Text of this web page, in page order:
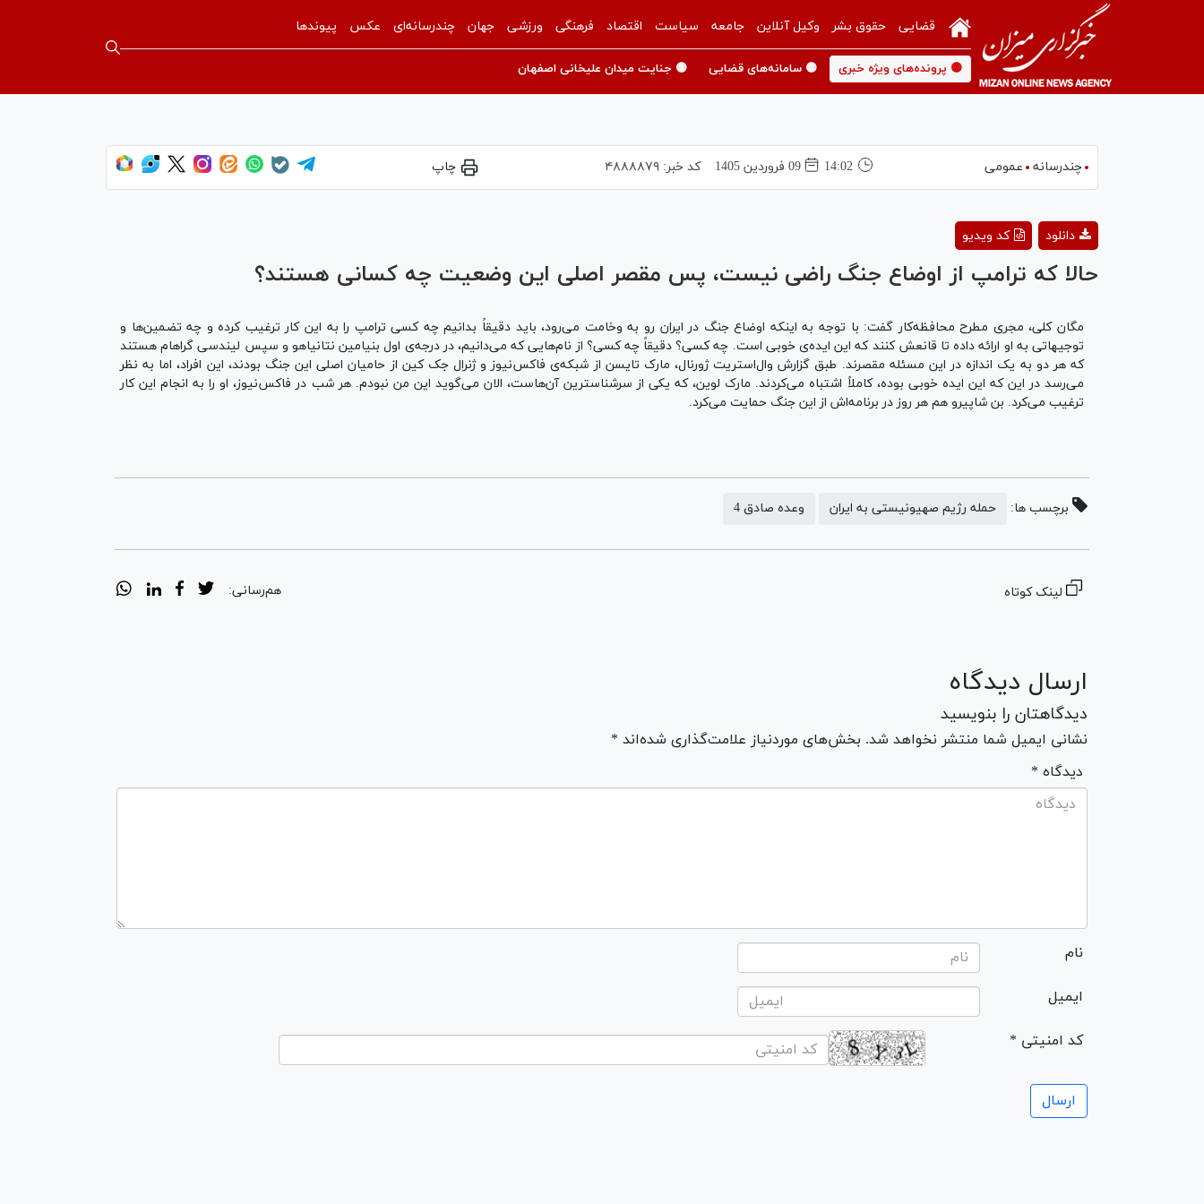
قضایی حقوق بشر وکیل آنلاین جامعه سیاست اقتصاد فرهنگی ورزشی جهان چندرسانه‌ای عکس پیوندها
🟡 پرونده‌های ویژه خبری 🟡 سامانه‌های قضایی 🟡 جنایت میدان علیخانی اصفهان
چندرسانه عمومی 14:02 09 فروردين 1405 کد خبر: ۴۸۸۸۸۷۹ چاپ
Video
کد ویدیو دانلود
حالا که ترامپ از اوضاع جنگ راضی نیست، پس مقصر اصلی این وضعیت چه کسانی هستند؟
مگان کلی، مجری مطرح محافظه‌کار گفت: با توجه به اینکه اوضاع جنگ در ایران رو به وخامت می‌رود، باید دقیقاً بدانیم چه کسی ترامپ را به این کار ترغیب کرده و چه تضمین‌ها و
توجیهاتی به او ارائه داده تا قانعش کنند که این ایده‌ی خوبی است. چه کسی؟ دقیقاً چه کسی؟ از نام‌هایی که می‌دانیم، در درجه‌ی اول بنیامین نتانیاهو و سپس لیندسی گراهام هستند
که هر دو به یک اندازه در این مسئله مقصرند. طبق گزارش وال‌استریت ژورنال، مارک تایسن از شبکه‌ی فاکس‌نیوز و ژنرال جک کین از حامیان اصلی این جنگ بودند، این افراد، اما به نظر
می‌رسد در این که این ایده‌ خوبی بوده، کاملاً اشتباه می‌کردند. مارک لوین، که یکی از سرشناسترین آن‌هاست، الان می‌گوید این من نبودم. هر شب در فاکس‌نیوز، او را به انجام این کار
ترغیب می‌کرد. بن شاپیرو هم هر روز در برنامه‌اش از این جنگ حمایت می‌کرد.
برچسب ها: حمله رژیم صهیونیستی به ایران وعده صادق 4
لینک کوتاه هم‌رسانی:
ارسال دیدگاه
دیدگاهتان را بنویسید
نشانی ایمیل شما منتشر نخواهد شد. بخش‌های موردنیاز علامت‌گذاری شده‌اند *
* دیدگاه
نام
ایمیل
* کد امنیتی